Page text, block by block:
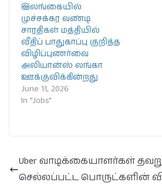
இலங்கையில்
முச்சக்கர வண்டி
சாரதிகள் மத்தியில்
வீதிப் பாதுகாப்பு குறித்த
விழிப்புணர்வை
அலியான்ஸ் லங்கா
ஊக்குவிக்கின்றது
June 11, 2026
In "Jobs"
Uber வாடிக்கையாளர்கள்
செல்லப்பட்ட பொருட்களின்